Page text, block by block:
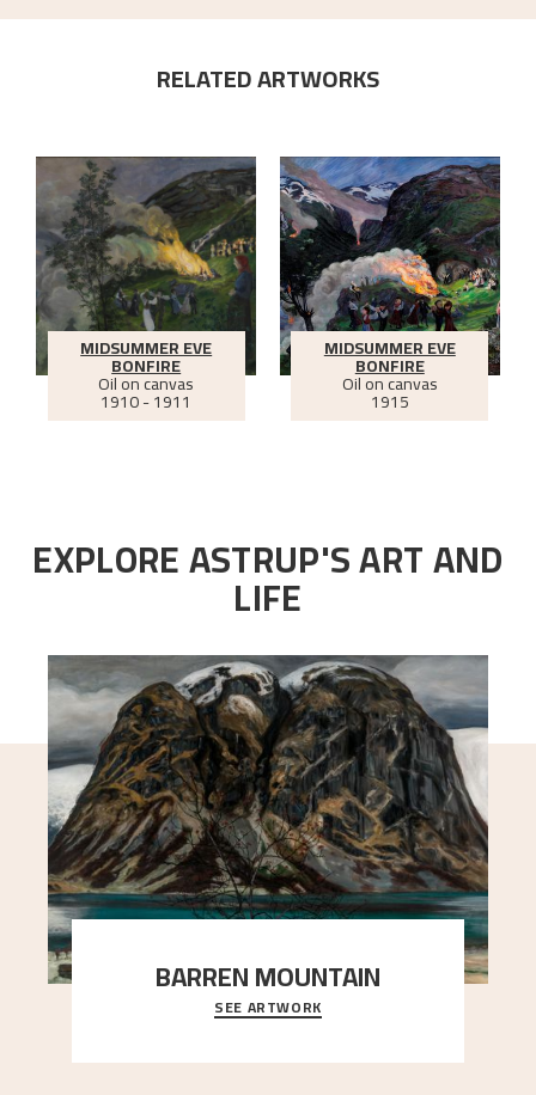
RELATED ARTWORKS
MIDSUMMER EVE
BONFIRE
Oil on canvas
1910 - 1911
MIDSUMMER EVE
BONFIRE
Oil on canvas
1915
EXPLORE ASTRUP'S ART AND
LIFE
BARREN MOUNTAIN
A looming mountain dominates the picture plane
here, and stands in stark contrast to the slende
SEE ARTWORK